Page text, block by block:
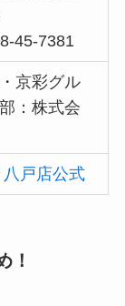
45-7381
京彩グル
：株式会
戸店公式
！